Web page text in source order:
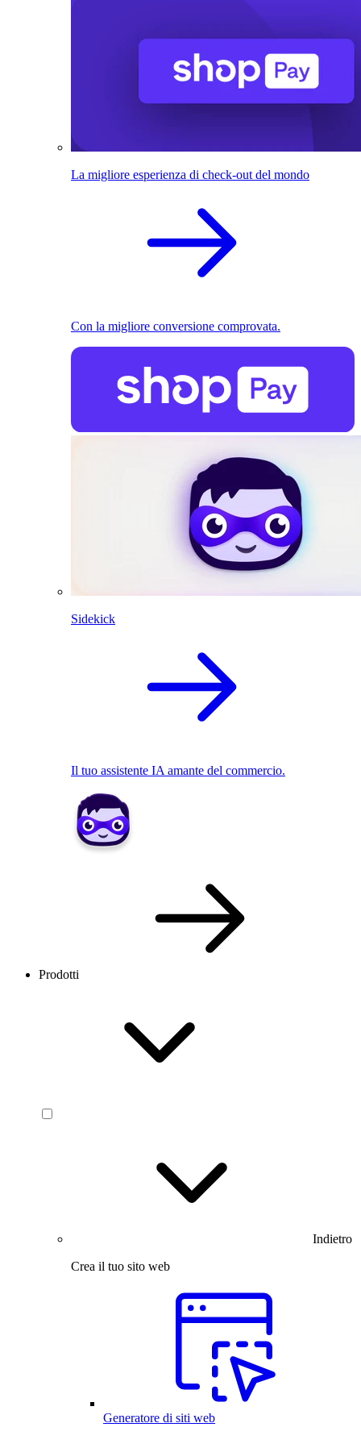
La migliore esperienza di check-out del mondo
Con la migliore conversione comprovata.
Sidekick
Il tuo assistente IA amante del commercio.
Prodotti
Indietro
Crea il tuo sito web
Generatore di siti web